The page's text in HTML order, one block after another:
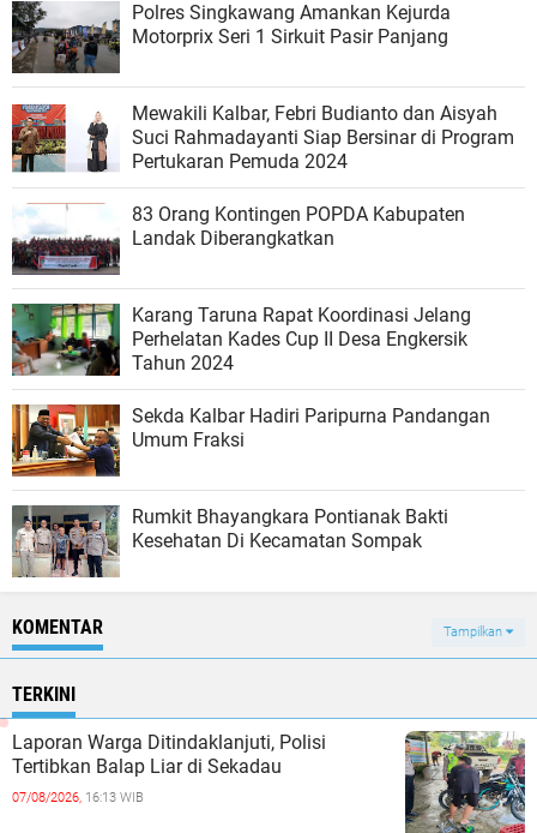
Polres Singkawang Amankan Kejurda
Motorprix Seri 1 Sirkuit Pasir Panjang
Mewakili Kalbar, Febri Budianto dan Aisyah
Suci Rahmadayanti Siap Bersinar di Program
Pertukaran Pemuda 2024
83 Orang Kontingen POPDA Kabupaten
Landak Diberangkatkan
Karang Taruna Rapat Koordinasi Jelang
Perhelatan Kades Cup II Desa Engkersik
Tahun 2024
Sekda Kalbar Hadiri Paripurna Pandangan
Umum Fraksi
Rumkit Bhayangkara Pontianak Bakti
Kesehatan Di Kecamatan Sompak
KOMENTAR Tampilkan
TERKINI
Laporan Warga Ditindaklanjuti, Polisi
Tertibkan Balap Liar di Sekadau
07/08/2026, 16:13 WIB